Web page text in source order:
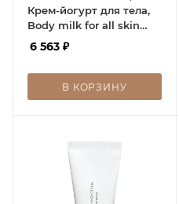
Крем-йогурт для тела,
Body milk for all skin
types
6 563 ₽
В КОРЗИНУ